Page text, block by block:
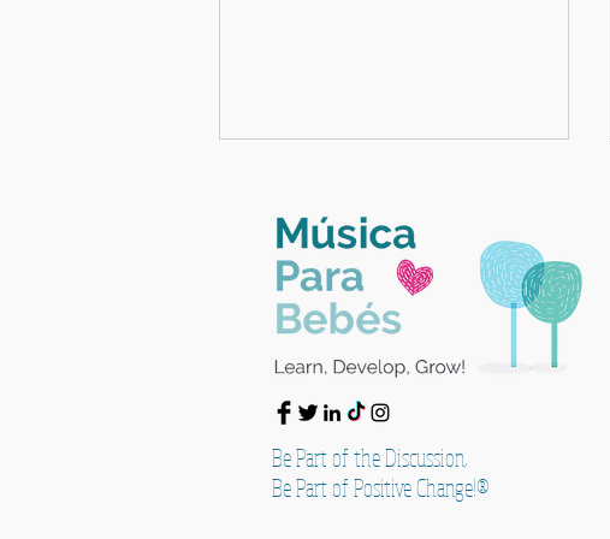
English & Music Summer
Camp 2026
Be Part of the Discussion,
Be Part of Positive Change!®